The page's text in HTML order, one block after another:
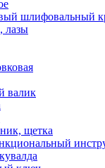
шлифовальный
лазы
валик
щетка